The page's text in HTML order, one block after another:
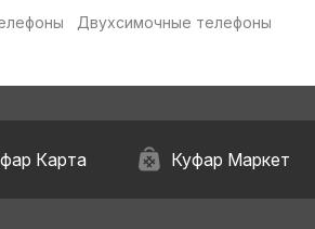
Двухсимочные телефоны
Карта Куфар Маркет